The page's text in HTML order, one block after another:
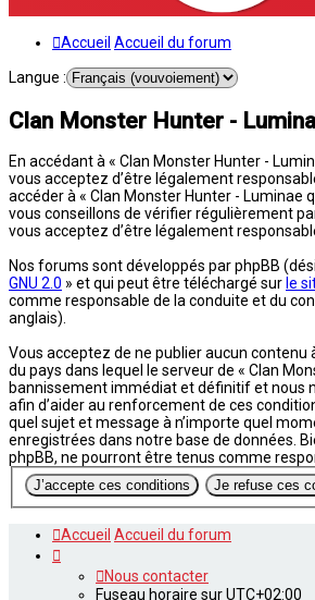
Accueil Accueil du forum
Langue :
Clan Monster Hunter -
En accédant à « Clan Monster Hunter -
vous acceptez d’être légalement
accéder à « Clan Monster Hunter - Luminae
vous conseillons de vérifier régulièrement
vous acceptez d’être légalement
Nos forums sont développés par phpBB
GNU 2.0 » et qui peut être téléchargé sur le
comme responsable de la conduite et du
anglais).
Vous acceptez de ne publier aucun
du pays dans lequel le serveur de « Clan
bannissement immédiat et définitif et nous
afin d’aider au renforcement de ces
quel sujet et message à n’importe quel
enregistrées dans notre base de données.
phpBB, ne pourront être tenus comme
Accueil Accueil du forum
Nous contacter
Fuseau horaire surUTC+02:00